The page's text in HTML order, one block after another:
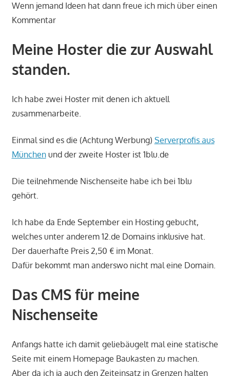
Wenn jemand Ideen hat dann freue ich mich über einen
Kommentar
Meine Hoster die zur Auswahl
standen.
Ich habe zwei Hoster mit denen ich aktuell
zusammenarbeite.
Einmal sind es die (Achtung Werbung) Serverprofis aus
Münchenund der zweite Hoster ist 1blu.de
Die teilnehmende Nischenseite habe ich bei 1blu
gehört.
Ich habe da Ende September ein Hosting gebucht,
welches unter anderem 12.de Domains inklusive hat.
Der dauerhafte Preis 2,50 € im Monat.
Dafür bekommt man anderswo nicht mal eine Domain.
Das CMS für meine
Nischenseite
Anfangs hatte ich damit geliebäugelt mal eine statische
Seite mit einem Homepage Baukasten zu machen.
Aber da ich ja auch den Zeiteinsatz in Grenzen halten